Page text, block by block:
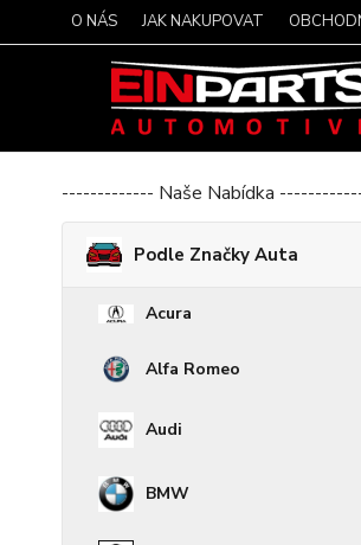
O NÁS JAK NAKUPOVAT
------------- Naše Nabídka
Podle Značky Auta
Acura
Alfa Romeo
Audi
BMW